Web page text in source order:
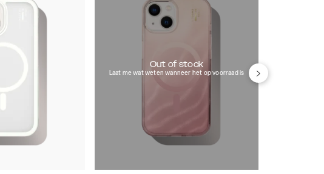
Out of stock
Laat me wat weten wanneer het op voorraad is